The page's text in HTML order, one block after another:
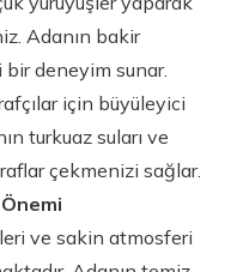
Adanın bakir
bir deneyim sunar.
için büyüleyici
turkuaz suları ve
çekmenizi sağlar.
ve sakin atmosferi